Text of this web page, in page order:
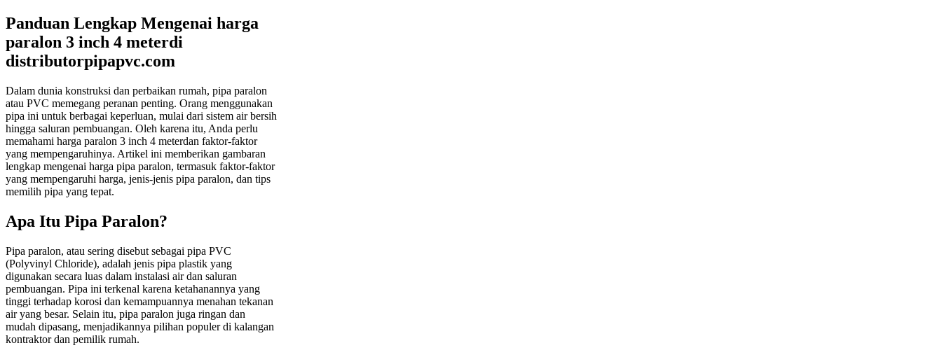
Panduan Lengkap Mengenai harga
paralon 3 inch 4 meterdi
distributorpipapvc.com
Dalam dunia konstruksi dan perbaikan rumah, pipa paralon
atau PVC memegang peranan penting. Orang menggunakan
pipa ini untuk berbagai keperluan, mulai dari sistem air bersih
hingga saluran pembuangan. Oleh karena itu, Anda perlu
memahami harga paralon 3 inch 4 meterdan faktor-faktor
yang mempengaruhinya. Artikel ini memberikan gambaran
lengkap mengenai harga pipa paralon, termasuk faktor-faktor
yang mempengaruhi harga, jenis-jenis pipa paralon, dan tips
memilih pipa yang tepat.
Apa Itu Pipa Paralon?
Pipa paralon, atau sering disebut sebagai pipa PVC
(Polyvinyl Chloride), adalah jenis pipa plastik yang
digunakan secara luas dalam instalasi air dan saluran
pembuangan. Pipa ini terkenal karena ketahanannya yang
tinggi terhadap korosi dan kemampuannya menahan tekanan
air yang besar. Selain itu, pipa paralon juga ringan dan
mudah dipasang, menjadikannya pilihan populer di kalangan
kontraktor dan pemilik rumah.